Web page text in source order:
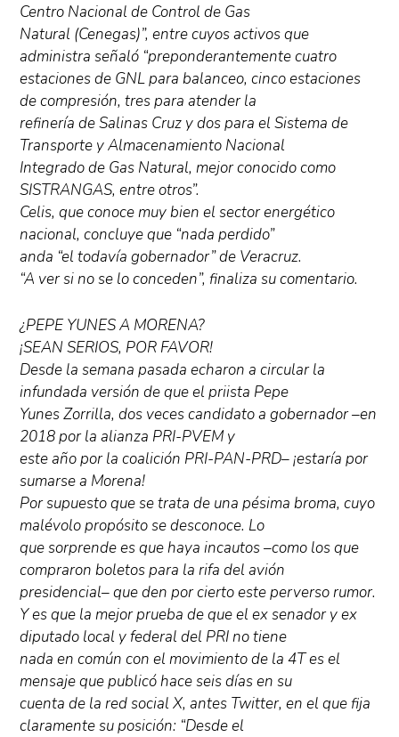
Centro Nacional de Control de Gas
Natural (Cenegas)”, entre cuyos activos que
administra señaló “preponderantemente cuatro
estaciones de GNL para balanceo, cinco estaciones
de compresión, tres para atender la
refinería de Salinas Cruz y dos para el Sistema de
Transporte y Almacenamiento Nacional
Integrado de Gas Natural, mejor conocido como
SISTRANGAS, entre otros”.
Celis, que conoce muy bien el sector energético
nacional, concluye que “nada perdido”
anda “el todavía gobernador” de Veracruz.
“A ver si no se lo conceden”, finaliza su comentario.
¿PEPE YUNES A MORENA?
¡SEAN SERIOS, POR FAVOR!
Desde la semana pasada echaron a circular la
infundada versión de que el priista Pepe
Yunes Zorrilla, dos veces candidato a gobernador –en
2018 por la alianza PRI-PVEM y
este año por la coalición PRI-PAN-PRD– ¡estaría por
sumarse a Morena!
Por supuesto que se trata de una pésima broma, cuyo
malévolo propósito se desconoce. Lo
que sorprende es que haya incautos –como los que
compraron boletos para la rifa del avión
presidencial– que den por cierto este perverso rumor.
Y es que la mejor prueba de que el ex senador y ex
diputado local y federal del PRI no tiene
nada en común con el movimiento de la 4T es el
mensaje que publicó hace seis días en su
cuenta de la red social X, antes Twitter, en el que fija
claramente su posición: “Desde el